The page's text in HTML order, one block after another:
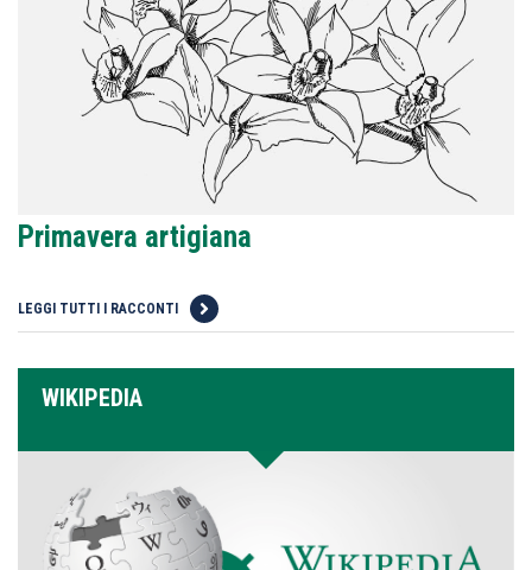
Primavera artigiana
LEGGI TUTTI I RACCONTI
WIKIPEDIA